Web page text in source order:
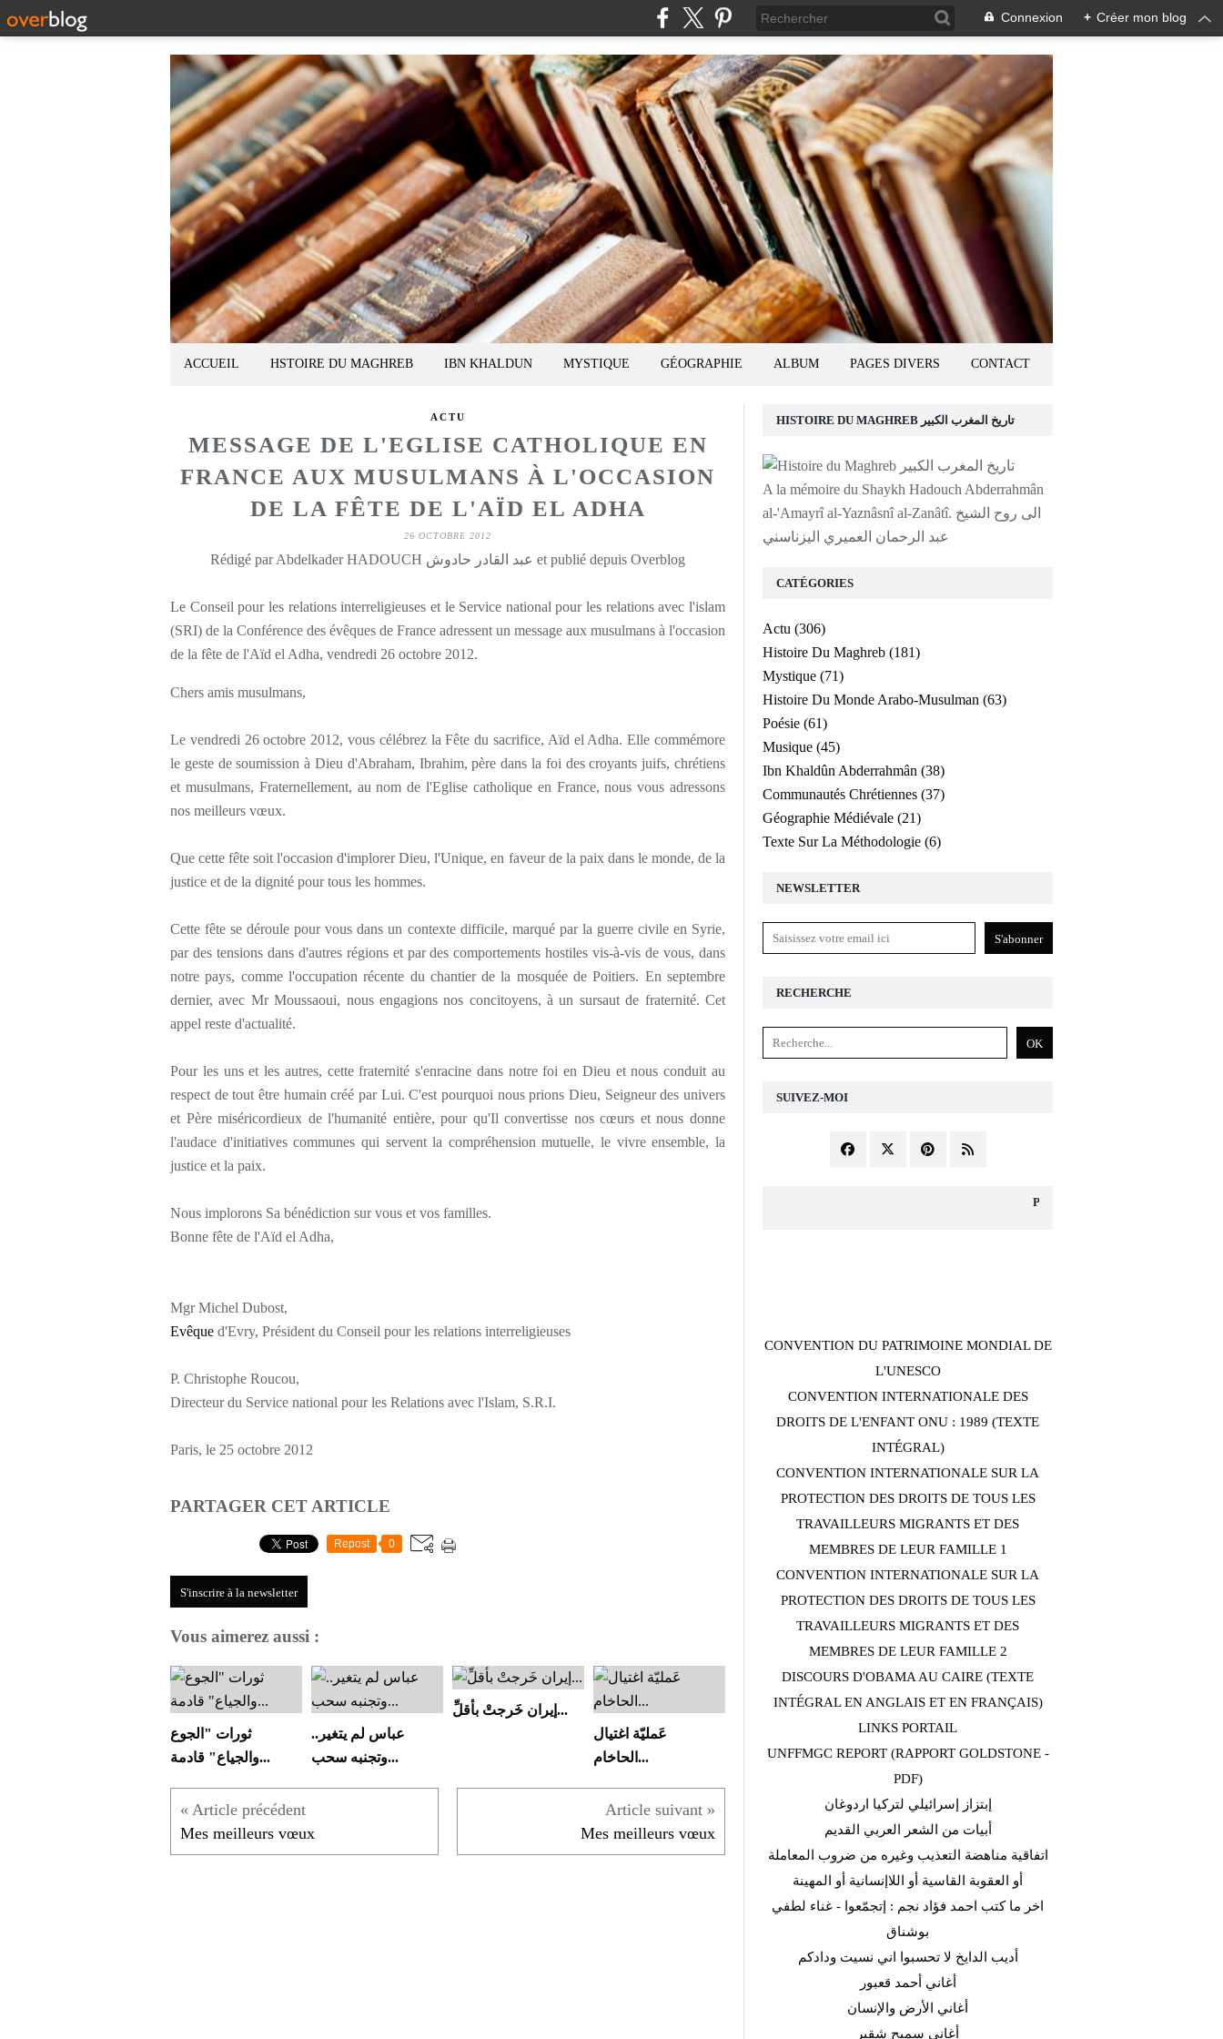
Connexion + Créer mon blog
ACCUEIL HSTOIRE DU MAGHREB IBN KHALDUN MYSTIQUE GÉOGRAPHIE ALBUM PAGES DIVERS CONTACT
ACTU
MESSAGE DE L'EGLISE CATHOLIQUE EN
FRANCE AUX MUSULMANS À L'OCCASION
DE LA FÊTE DE L'AÏD EL ADHA
26 OCTOBRE 2012
Rédigé par Abdelkader HADOUCH عبد القادر حادوش et publié depuis Overblog
Le Conseil pour les relations interreligieuses et le Service national pour les relations avec l'islam
(SRI) de la Conférence des évêques de France adressent un message aux musulmans à l'occasion
de la fête de l'Aïd el Adha, vendredi 26 octobre 2012.
Chers amis musulmans,
Le vendredi 26 octobre 2012, vous célébrez la Fête du sacrifice, Aïd el Adha. Elle commémore
le geste de soumission à Dieu d'Abraham, Ibrahim, père dans la foi des croyants juifs, chrétiens
et musulmans, Fraternellement, au nom de l'Eglise catholique en France, nous vous adressons
nos meilleurs vœux.
Que cette fête soit l'occasion d'implorer Dieu, l'Unique, en faveur de la paix dans le monde, de la
justice et de la dignité pour tous les hommes.
Cette fête se déroule pour vous dans un contexte difficile, marqué par la guerre civile en Syrie,
par des tensions dans d'autres régions et par des comportements hostiles vis-à-vis de vous, dans
notre pays, comme l'occupation récente du chantier de la mosquée de Poitiers. En septembre
dernier, avec Mr Moussaoui, nous engagions nos concitoyens, à un sursaut de fraternité. Cet
appel reste d'actualité.
Pour les uns et les autres, cette fraternité s'enracine dans notre foi en Dieu et nous conduit au
respect de tout être humain créé par Lui. C'est pourquoi nous prions Dieu, Seigneur des univers
et Père miséricordieux de l'humanité entière, pour qu'Il convertisse nos cœurs et nous donne
l'audace d'initiatives communes qui servent la compréhension mutuelle, le vivre ensemble, la
justice et la paix.
Nous implorons Sa bénédiction sur vous et vos familles.
Bonne fête de l'Aïd el Adha,
Mgr Michel Dubost,
Evêque d'Evry, Président du Conseil pour les relations interreligieuses
P. Christophe Roucou,
Directeur du Service national pour les Relations avec l'Islam, S.R.I.
Paris, le 25 octobre 2012
PARTAGER CET ARTICLE
Repost 0
S'inscrire à la newsletter
Vous aimerez aussi :
ثورات "الجوع
والجياع" قادمة...
عباس لم يتغير..
وتجنبه سحب...
إيران خَرجتْ بأقلِّ...
عَمليّة اغتيال
الحاخام...
Mes meilleurs vœux Mes meilleurs vœux
NEWSLETTER
SUIVEZ-MOI
RECHERCHE
HISTOIRE DU MAGHREB تاريخ المغرب الكبير
A la mémoire du Shaykh Hadouch Abderrahmân
al-'Amayrî al-Yaznâsnî al-Zanâtî. الى روح الشيخ
عبد الرحمان العميري اليزناسني
CATÉGORIES
Actu (306)
Histoire Du Maghreb (181)
Mystique (71)
Histoire Du Monde Arabo-Musulman (63)
Poésie (61)
Musique (45)
Ibn Khaldûn Abderrahmân (38)
Communautés Chrétiennes (37)
Géographie Médiévale (21)
Texte Sur La Méthodologie (6)
PAGES DIVERS
CONVENTION DU PATRIMOINE MONDIAL DE
L'UNESCO
CONVENTION INTERNATIONALE DES
DROITS DE L'ENFANT ONU : 1989 (TEXTE
INTÉGRAL)
CONVENTION INTERNATIONALE SUR LA
PROTECTION DES DROITS DE TOUS LES
TRAVAILLEURS MIGRANTS ET DES
MEMBRES DE LEUR FAMILLE 1
CONVENTION INTERNATIONALE SUR LA
PROTECTION DES DROITS DE TOUS LES
TRAVAILLEURS MIGRANTS ET DES
MEMBRES DE LEUR FAMILLE 2
DISCOURS D'OBAMA AU CAIRE (TEXTE
INTÉGRAL EN ANGLAIS ET EN FRANÇAIS)
LINKS PORTAIL
UNFFMGC REPORT (RAPPORT GOLDSTONE -
PDF)
إبتزاز إسرائيلي لتركيا اردوغان
أبيات من الشعر العربي القديم
اتفاقية مناهضة التعذيب وغيره من ضروب المعاملة
أو العقوبة القاسية أو اللاإنسانية أو المهينة
اخر ما كتب احمد فؤاد نجم : إتجمّعوا - غناء لطفي
بوشناق
أديب الدايخ لا تحسبوا اني نسيت ودادكم
أغاني أحمد قعبور
أغاني الأرض والإنسان
أغاني سميح شقير